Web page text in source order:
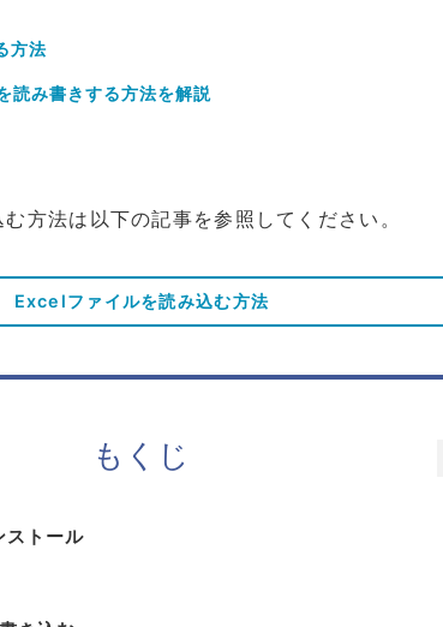
方法
読み書きする方法を解説
方法は以下の記事を参照してください。
Excelファイルを読み込む方法
もくじ
ストール